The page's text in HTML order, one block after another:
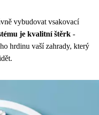
vybudovat vsakovací
je kvalitní štěrk -
hrdinu vaší zahrady, který